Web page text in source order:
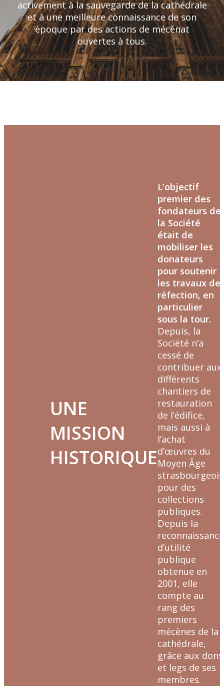
activement à la sauvegarde de la cathédrale
et à une meilleure connaissance de son
époque par des actions de mécénat
ouvertes à tous.
UNE
MISSION
HISTORIQUE
L’objectif
premier des
fondateurs de
la Société
était de
mobiliser les
donateurs
pour soutenir
les travaux de
réfection, en
particulier
sous la tour.
Depuis, la
Société n’a
cessé de
contribuer aux
différents
chantiers de
restauration
de l’édifice,
mais aussi à
l’achat
d’œuvres du
Moyen Âge
strasbourgeois
pour des
collections
publiques.
Depuis la
reconnaissance
d’utilité
publique
obtenue en
2001, elle
compte au
rang des
premiers
mécènes de la
cathédrale,
grâce aux dons
et legs de ses
membres.